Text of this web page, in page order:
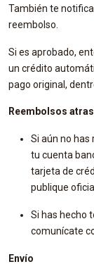
También te
reembolso.
Si es aprobado,
un crédito
pago original,
Reembolsos
Si aún no
tu cuenta
tarjeta de
publique
Si has hecho
comunícate
Envío